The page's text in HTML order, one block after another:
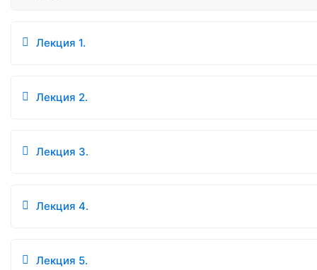
Лекция 1.
Лекция 2.
Лекция 3.
Лекция 4.
Лекция 5.